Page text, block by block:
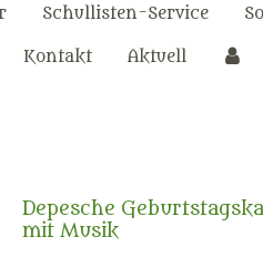
Schullisten-Service
Kontakt Aktuell
Depesche
mit Musik